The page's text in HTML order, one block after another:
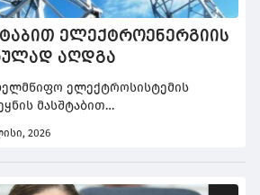
ელექტროენერგიის
აღდგა
ელექტროსისტემის
მასშტაბით
2026